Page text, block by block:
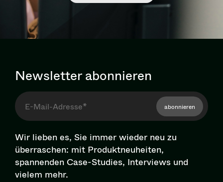
Newsletter abonnieren
abonnieren
Wir lieben es, Sie immer wieder neu zu
überraschen: mit Pro­dukt­neu­hei­ten,
spannenden Case-Studies, Interviews und
vielem mehr.